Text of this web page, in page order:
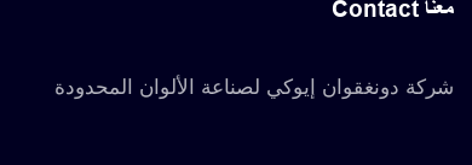
Contact معنا
شركة دونغقوان إيوكي لصناعة الألوان المحدودة